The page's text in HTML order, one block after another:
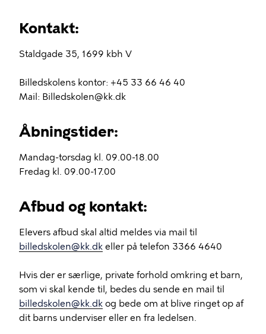
Kontakt:
Staldgade 35, 1699 kbh V
Billedskolens kontor: +45 33 66 46 40
Mail: Billedskolen@kk.dk
Åbningstider:
Mandag-torsdag kl. 09.00-18.00
Fredag kl. 09.00-17.00
Afbud og kontakt:
Elevers afbud skal altid meldes via mail til
billedskolen@kk.dk eller på telefon 3366 4640
Hvis der er særlige, private forhold omkring et barn,
som vi skal kende til, bedes du sende en mail til
billedskolen@kk.dk og bede om at blive ringet op af
dit barns underviser eller en fra ledelsen.